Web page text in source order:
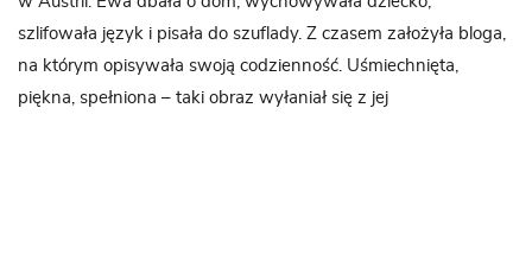
szlifowała język i pisała do szuflady. Z czasem założyła bloga,
na którym opisywała swoją codzienność. Uśmiechnięta,
piękna, spełniona – taki obraz wyłaniał się z jej